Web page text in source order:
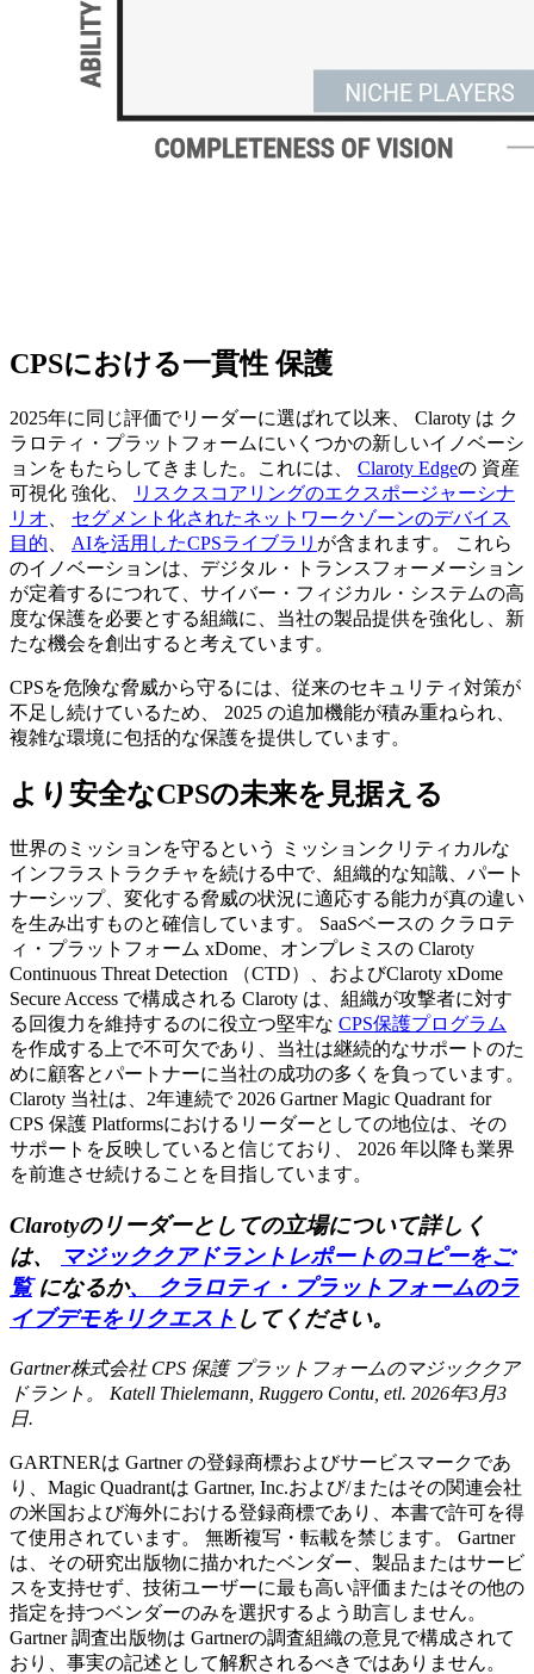
CPSにおける一貫性 保護
2025年に同じ評価でリーダーに選ばれて以来、 Claroty は ク
ラロティ・プラットフォームにいくつかの新しいイノベーシ
ョンをもたらしてきました。これには、 Claroty Edgeの 資産
可視化 強化、
リスクスコアリングのエクスポージャーシナ
リオ
セグメント化されたネットワークゾーンのデバイス
目的
AIを活用したCPSライブラリ が含まれます。 これら
のイノベーションは、デジタル・トランスフォーメーション
が定着するにつれて、サイバー・フィジカル・システムの高
度な保護を必要とする組織に、当社の製品提供を強化し、新
たな機会を創出すると考えています。
CPSを危険な脅威から守るには、従来のセキュリティ対策が
不足し続けているため、 2025 の追加機能が積み重ねられ、
複雑な環境に包括的な保護を提供しています。
より安全なCPSの未来を見据える
世界のミッションを守るという ミッションクリティカルな
インフラストラクチャを続ける中で、組織的な知識、パート
ナーシップ、変化する脅威の状況に適応する能力が真の違い
を生み出すものと確信しています。 SaaSベースの クラロテ
ィ・プラットフォーム xDome、オンプレミスの Claroty
Continuous Threat Detection （CTD）、およびClaroty xDome
Secure Access で構成される Claroty は、組織が攻撃者に対す
る回復力を維持するのに役立つ堅牢な CPS保護プログラム
を作成する上で不可欠であり、当社は継続的なサポートのた
めに顧客とパートナーに当社の成功の多くを負っています。
Claroty 当社は、2年連続で 2026 Gartner Magic Quadrant for
CPS 保護 Platformsにおけるリーダーとしての地位は、その
サポートを反映していると信じており、 2026 年以降も業界
を前進させ続けることを目指しています。
Clarotyのリーダーとしての立場について詳しく
は、
マジッククアドラントレポートのコピーをご
覧になるか、 クラロティ・プラットフォームのラ
イブデモをリクエスト してください。
Gartner株式会社 CPS 保護 プラットフォームのマジッククア
ドラント。 Katell Thielemann, Ruggero Contu, etl. 2026年3月3
日.
GARTNERは Gartner の登録商標およびサービスマークであ
り、Magic Quadrantは Gartner, Inc.および/またはその関連会社
の米国および海外における登録商標であり、本書で許可を得
て使用されています。 無断複写・転載を禁じます。 Gartner
は、その研究出版物に描かれたベンダー、製品またはサービ
スを支持せず、技術ユーザーに最も高い評価またはその他の
指定を持つベンダーのみを選択するよう助言しません。
Gartner 調査出版物は Gartnerの調査組織の意見で構成されて
おり、事実の記述として解釈されるべきではありません。